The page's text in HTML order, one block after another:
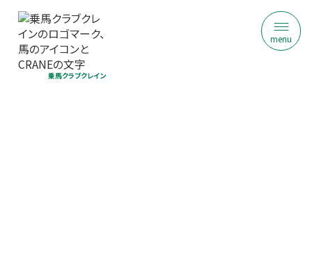
乗馬クラブクレイン
menu